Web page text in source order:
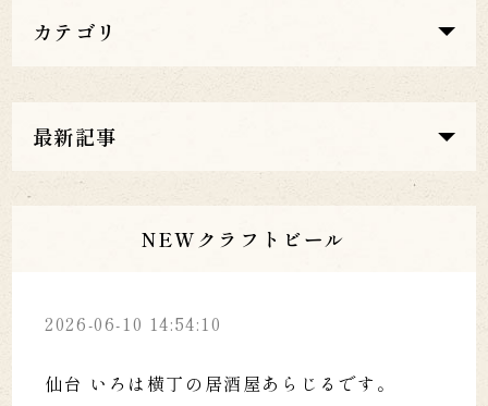
カテゴリ
最新記事
NEWクラフトビール
2026-06-10 14:54:10
仙台 いろは横丁の居酒屋あらじるです。